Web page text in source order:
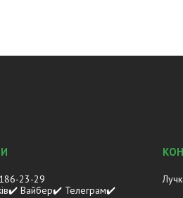
23-29
Вайбер✔️ Телеграм✔️